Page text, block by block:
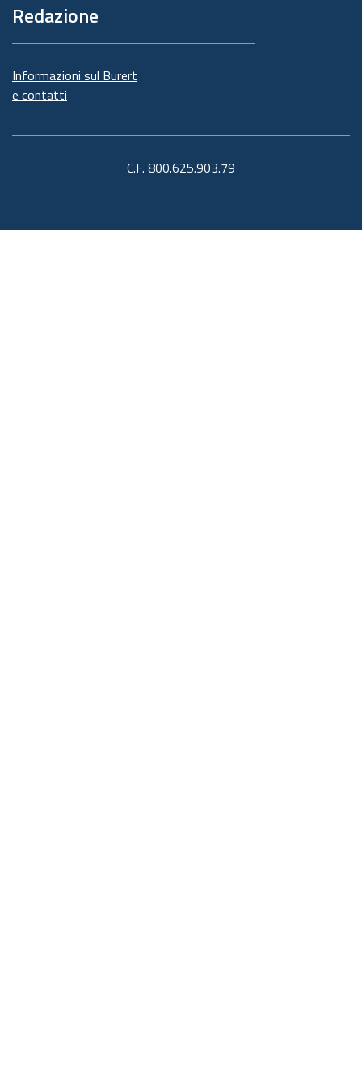
Redazione
Informazioni sul Burert
e contatti
C.F. 800.625.903.79